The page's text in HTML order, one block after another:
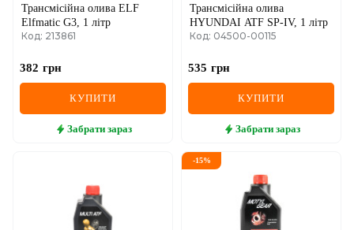
LANCIA
LEXUS
LINCOLN
Трансмісійна олива ELF
Elfmatic G3, 1 літр
Код: 213861
382 грн
КУПИТИ
Забрати зараз
Трансмісійна олива
HYUNDAI ATF SP-IV, 1 літр
Код: 04500-00115
535 грн
КУПИТИ
Забрати зараз
-15%